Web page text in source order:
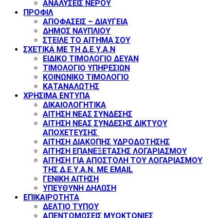
ΑΝΑΛΥΣΕΙΣ ΝΕΡΟΥ
ΠΡΟΦΙΛ
ΑΠΟΦΑΣΕΙΣ – ΔΙΑΥΓΕΙΑ
ΔΗΜΟΣ ΝΑΥΠΛΙΟΥ
ΣΤΕΙΛΕ ΤΟ ΑΙΤΗΜΑ ΣΟΥ
ΣΧΕΤΙΚΑ ΜΕ ΤΗ Δ.Ε.Υ.Α.Ν
ΕΙΔΙΚΟ ΤΙΜΟΛΟΓΙΟ ΔΕΥΑΝ
ΤΙΜΟΛΟΓΙΟ ΥΠΗΡΕΣΙΩΝ
ΚΟΙΝΩΝΙΚΟ ΤΙΜΟΛΟΓΙΟ
ΚΑΤΑΝΑΛΩΤΗΣ
ΧΡΗΣΙΜΑ ΕΝΤΥΠΑ
ΔΙΚΑΙΟΛΟΓΗΤΙΚΑ
ΑΙΤΗΣΗ ΝΕΑΣ ΣΥΝΔΕΣΗΣ
ΑΙΤΗΣΗ ΝΕΑΣ ΣΥΝΔΕΣΗΣ ΔΙΚΤΥΟΥ
ΑΠΟΧΕΤΕΥΣΗΣ
ΑΙΤΗΣΗ ΔΙΑΚΟΠΗΣ ΥΔΡΟΔΟΤΗΣΗΣ
ΑΙΤΗΣΗ ΕΠΑΝΕΞΕΤΑΣΗΣ ΛΟΓΑΡΙΑΣΜΟΥ
ΑΙΤΗΣΗ ΓΙΑ ΑΠΟΣΤΟΛΗ ΤΟΥ ΛΟΓΑΡΙΑΣΜΟΥ
ΤΗΣ Δ.Ε.Υ.Α.Ν. ΜΕ EMAIL
ΓΕΝΙΚΗ ΑΙΤΗΣΗ
ΥΠΕΥΘΥΝΗ ΔΗΛΩΣΗ
ΕΠΙΚΑΙΡΟΤΗΤΑ
ΔΕΛΤΙΟ ΤΥΠΟΥ
ΑΠΕΝΤΟΜΩΣΕΙΣ ΜΥΟΚΤΟΝΙΕΣ